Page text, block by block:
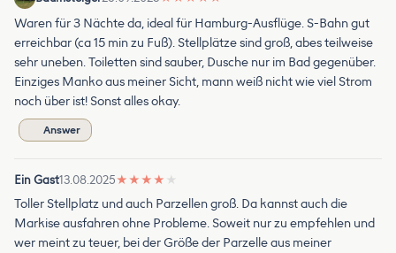
Waren für 3 Nächte da, ideal für Hamburg-Ausflüge. S-Bahn gut
erreichbar (ca 15 min zu Fuß). Stellplätze sind groß, abes teilweise
sehr uneben. Toiletten sind sauber, Dusche nur im Bad gegenüber.
Einziges Manko aus meiner Sicht, mann weiß nicht wie viel Strom
noch über ist! Sonst alles okay.
Answer
Ein Gast13.08.2025★ ★ ★ ★ ★
Toller Stellplatz und auch Parzellen groß. Da kannst auch die
Markise ausfahren ohne Probleme. Soweit nur zu empfehlen und
wer meint zu teuer, bei der Größe der Parzelle aus meiner